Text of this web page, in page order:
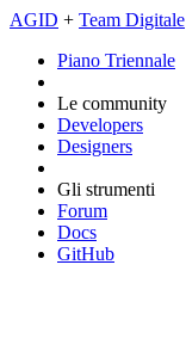
AGID + Team Digitale
Piano Triennale
Le community
Developers
Designers
Gli strumenti
Forum
Docs
GitHub